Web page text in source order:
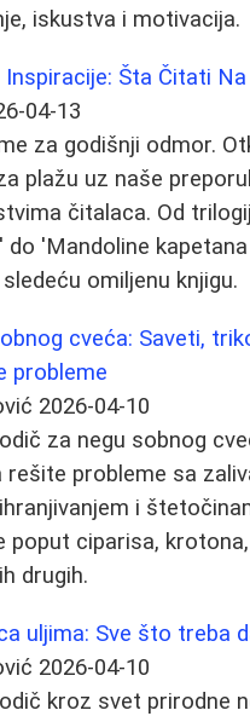
iskustva i motivacija.
Šta Čitati
04-13
za godišnji odmor.
plažu uz naše
čitalaca. Od
do 'Mandoline
omiljenu knjigu.
cveća: Saveti,
probleme
2026-04-10
za negu sobnog
rešite probleme sa
i
poput ciparisa,
drugih.
uljima: Sve što treba
2026-04-10
kroz svet prirodne